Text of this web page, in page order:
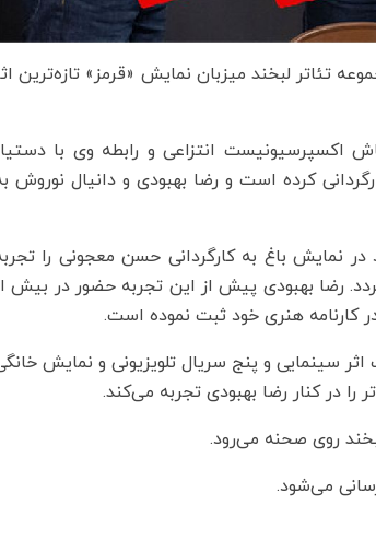
تئاتر لبخند میزبان نمایش «قرمز» تازه‌ترین
اکسپرسیونیست انتزاعی و رابطه وی با
کرده است و رضا بهبودی و دانیال نوروش
حضور صحنه ای خود در نمایش باغ به کارگردانی حسن معجونی را
رضا بهبودی پیش از این تجربه حضور در بیش
سینمایی و پنج سریال تلویزیونی و نمایش
را در کنار رضا بهبودی تجربه می‌کند.
روی صحنه می‌رود.
می‌شود.